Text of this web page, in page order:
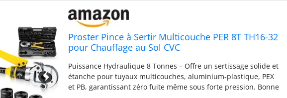
Proster Pince à Sertir Multicouche PER 8T TH16-32
pour Chauffage au Sol CVC
Puissance Hydraulique 8 Tonnes – Offre un sertissage solide et
étanche pour tuyaux multicouches, aluminium-plastique, PEX
et PB, garantissant zéro fuite même sous forte pression. Bonne